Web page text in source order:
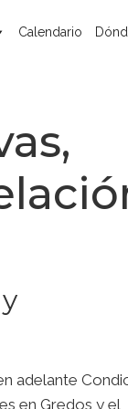
Calendario
adelante
en Gredos y el